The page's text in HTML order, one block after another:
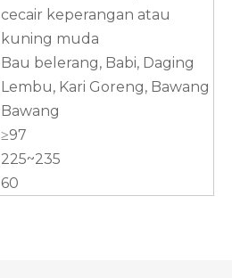
cecair keperangan atau
kuning muda
Bau belerang, Babi, Daging
Lembu, Kari Goreng, Bawang
Bawang
≥97
225~235
60